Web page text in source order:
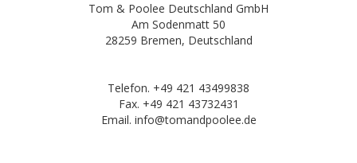
Tom & Poolee Deutschland GmbH
Am Sodenmatt 50
28259 Bremen, Deutschland
Telefon. +49 421 43499838
Fax. +49 421 43732431
Email. info@tomandpoolee.de